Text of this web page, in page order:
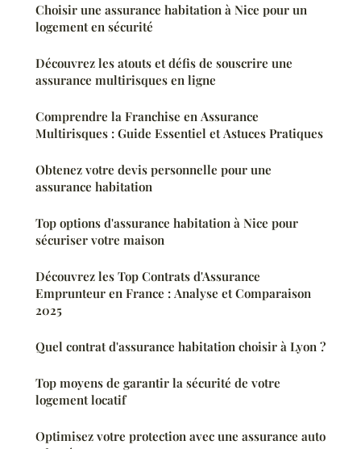
Choisir une assurance habitation à Nice pour un
logement en sécurité
Découvrez les atouts et défis de souscrire une
assurance multirisques en ligne
Comprendre la Franchise en Assurance
Multirisques : Guide Essentiel et Astuces Pratiques
Obtenez votre devis personnelle pour une
assurance habitation
Top options d'assurance habitation à Nice pour
sécuriser votre maison
Découvrez les Top Contrats d'Assurance
Emprunteur en France : Analyse et Comparaison
2025
Quel contrat d'assurance habitation choisir à Lyon ?
Top moyens de garantir la sécurité de votre
logement locatif
Optimisez votre protection avec une assurance auto